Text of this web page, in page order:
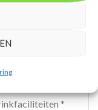
*
2-
*
*